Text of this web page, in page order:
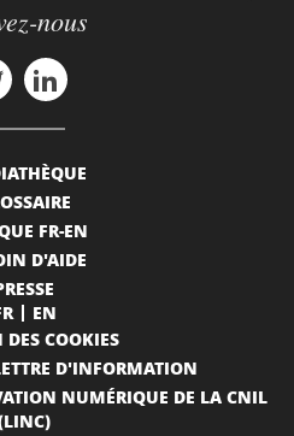
nous
FR-EN
D'AIDE
EN
DES COOKIES
D'INFORMATION
NUMÉRIQUE DE LA CNIL